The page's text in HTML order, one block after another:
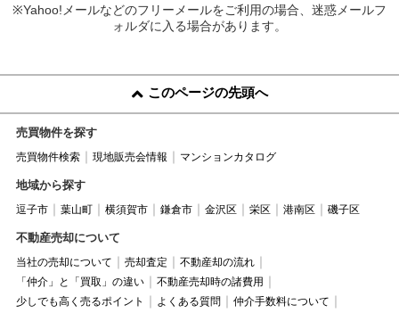
※Yahoo!メールなどのフリーメールをご利用の場合、迷惑メールフ
ォルダに入る場合があります。
このページの先頭へ
売買物件を探す
売買物件検索 現地販売会情報 マンションカタログ
地域から探す
逗子市 葉山町 横須賀市 鎌倉市 金沢区 栄区 港南区 磯子区
不動産売却について
当社の売却について 売却査定
不動産却の流れ
「仲介」と「買取」の違い
不動産売却時の諸費用
少しでも高く売るポイント
よくある質問
仲介手数料について